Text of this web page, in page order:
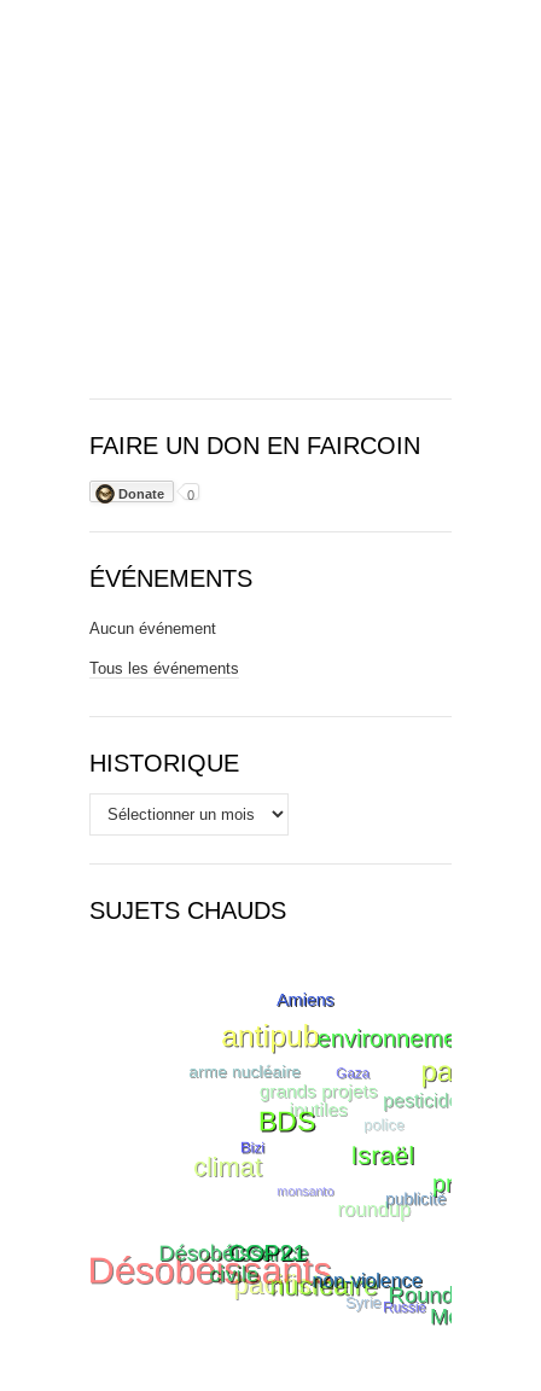
FAIRE UN DON EN FAIRCOIN
Donate 0
ÉVÉNEMENTS
Aucun événement
Tous les événements
HISTORIQUE
Historique
SUJETS CHAUDS